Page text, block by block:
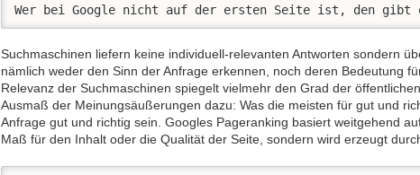
Wer bei Google nicht auf der ersten Seite ist, den gibt
Suchmaschinen liefern keine individuell-relevanten Antworten sondern
nämlich weder den Sinn der Anfrage erkennen, noch deren Bedeutung
Relevanz der Suchmaschinen spiegelt vielmehr den Grad der
Ausmaß der Meinungsäußerungen dazu: Was die meisten für gut und
Anfrage gut und richtig sein. Googles Pageranking basiert weitgehend
Maß für den Inhalt oder die Qualität der Seite, sondern wird erzeugt